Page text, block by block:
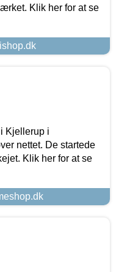
Klik her for at se
Kjellerup i
nettet. De startede
Klik her for at se